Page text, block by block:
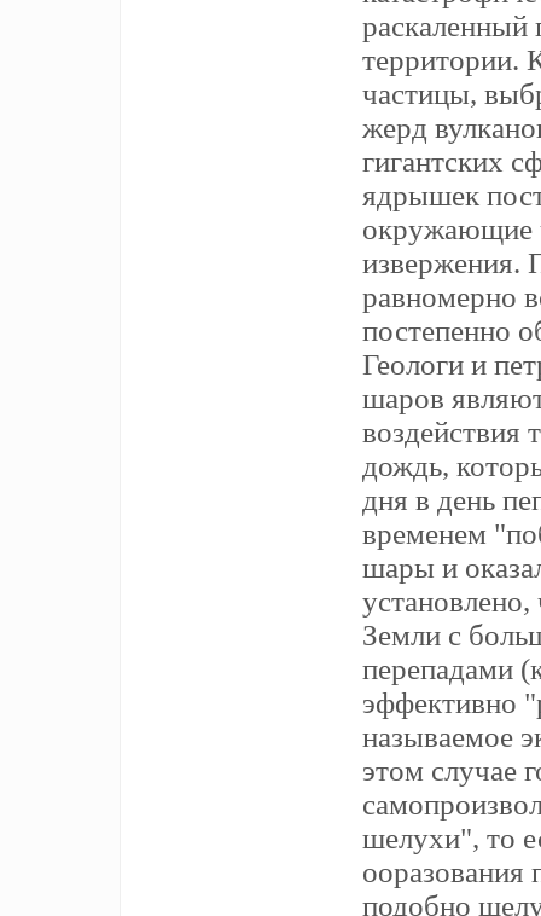
территории.
частицы,
жерд
гигантских
ядрышек
окружающие
извержения.
равномерно
постепенно
Геологи и
шаров
воздействия
дождь,
дня в день
временем
шары и
Земли с
перепадами
эффективно
называемое
этом случае
шелухи", то
ооразования
подобно